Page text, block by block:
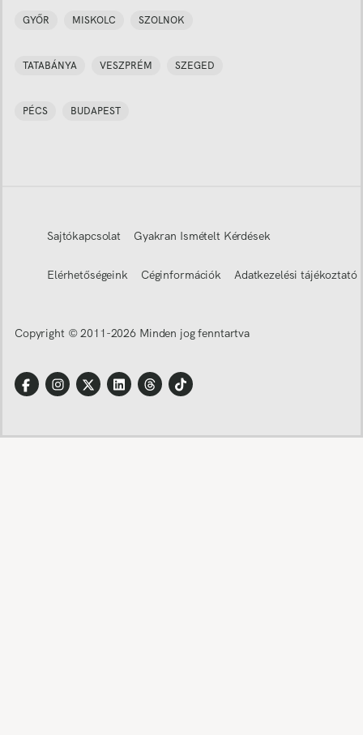
GYŐR MISKOLC SZOLNOK
TATABÁNYA VESZPRÉM SZEGED
PÉCS BUDAPEST
Sajtókapcsolat Gyakran Ismételt Kérdések
Elérhetőségeink Céginformációk Adatkezelési tájékoztató
Copyright © 2011-2026 Minden jog fenntartva